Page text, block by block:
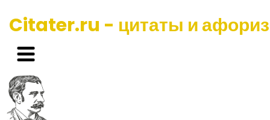
Citater.ru - цитаты и